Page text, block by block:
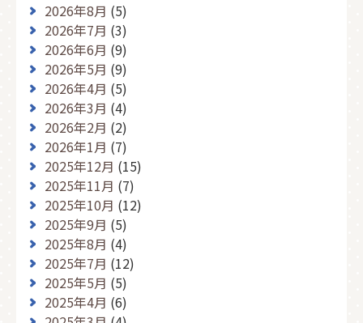
2026年8月 (5)
2026年7月 (3)
2026年6月 (9)
2026年5月 (9)
2026年4月 (5)
2026年3月 (4)
2026年2月 (2)
2026年1月 (7)
2025年12月 (15)
2025年11月 (7)
2025年10月 (12)
2025年9月 (5)
2025年8月 (4)
2025年7月 (12)
2025年5月 (5)
2025年4月 (6)